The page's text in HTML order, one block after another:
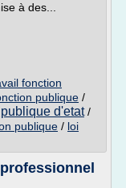
à des...
fonction
publique /
d'etat/
publique / loi